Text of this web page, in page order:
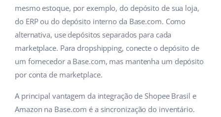
Casos de Sucesso
Calculadora de benefícios
Colaboração e parcerias
Parceiros Base
Contato
español (MX)
Italiano
polski
português (BR)
mesmo estoque, por exemplo, do depósito de sua loja,
do ERP ou do depósito interno da Base.com. Como
alternativa, use depósitos separados para cada
marketplace. Para dropshipping, conecte o depósito de
um fornecedor a Base.com, mas mantenha um depósito
por conta de marketplace.
A principal vantagem da integração de Shopee Brasil e
Amazon na Base.com é a sincronização do inventário.